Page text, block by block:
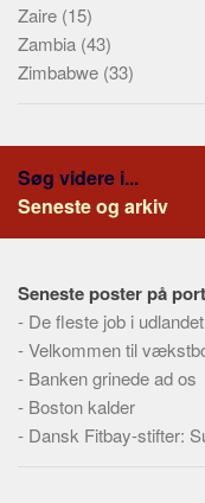
Zaire (15)
Zambia (43)
Zimbabwe (33)
Søg videre i...
Seneste og arkiv
Seneste poster på
- De fleste job i
-Velkommen til
- Banken grinede ad os
- Boston kalder
- Dansk Fitbay-stifter: